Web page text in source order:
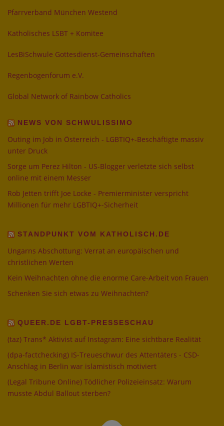
Pfarrverband München Westend
Katholisches LSBT + Komitee
LesBiSchwule Gottesdienst-Gemeinschaften
Regenbogenforum e.V.
Global Network of Rainbow Catholics
NEWS VON SCHWULISSIMO
Outing im Job in Österreich - LGBTIQ+-Beschäftigte massiv
unter Druck
Sorge um Perez Hilton - US-Blogger verletzte sich selbst
online mit einem Messer
Rob Jetten trifft Joe Locke - Premierminister verspricht
Millionen für mehr LGBTIQ+-Sicherheit
STANDPUNKT VOM KATHOLISCH.DE
Ungarns Abschottung: Verrat an europäischen und
christlichen Werten
Kein Weihnachten ohne die enorme Care-Arbeit von Frauen
Schenken Sie sich etwas zu Weihnachten?
QUEER.DE LGBT-PRESSESCHAU
(taz) Trans* Aktivist auf Instagram: Eine sichtbare Realität
(dpa-factchecking) IS-Treueschwur des Attentäters - CSD-
Anschlag in Berlin war islamistisch motiviert
(Legal Tribune Online) Tödlicher Polizeieinsatz: Warum
musste Abdul Ballout sterben?